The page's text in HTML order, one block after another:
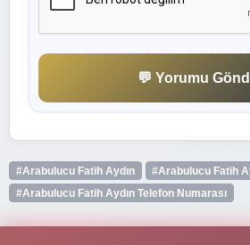
💬 Yorumu
#Arabulucu Fatih Aydın
#Arabulucu Fatih
#Arabulucu Fatih Aydın Telefon Numarası